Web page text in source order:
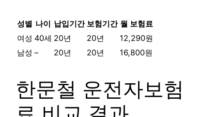
성별 나이 납입기간 보험기간 월 보험료
여성 40세 20년 20년
12,290원
남성 – 20년 20년 16,800원
한문철 운전자보험